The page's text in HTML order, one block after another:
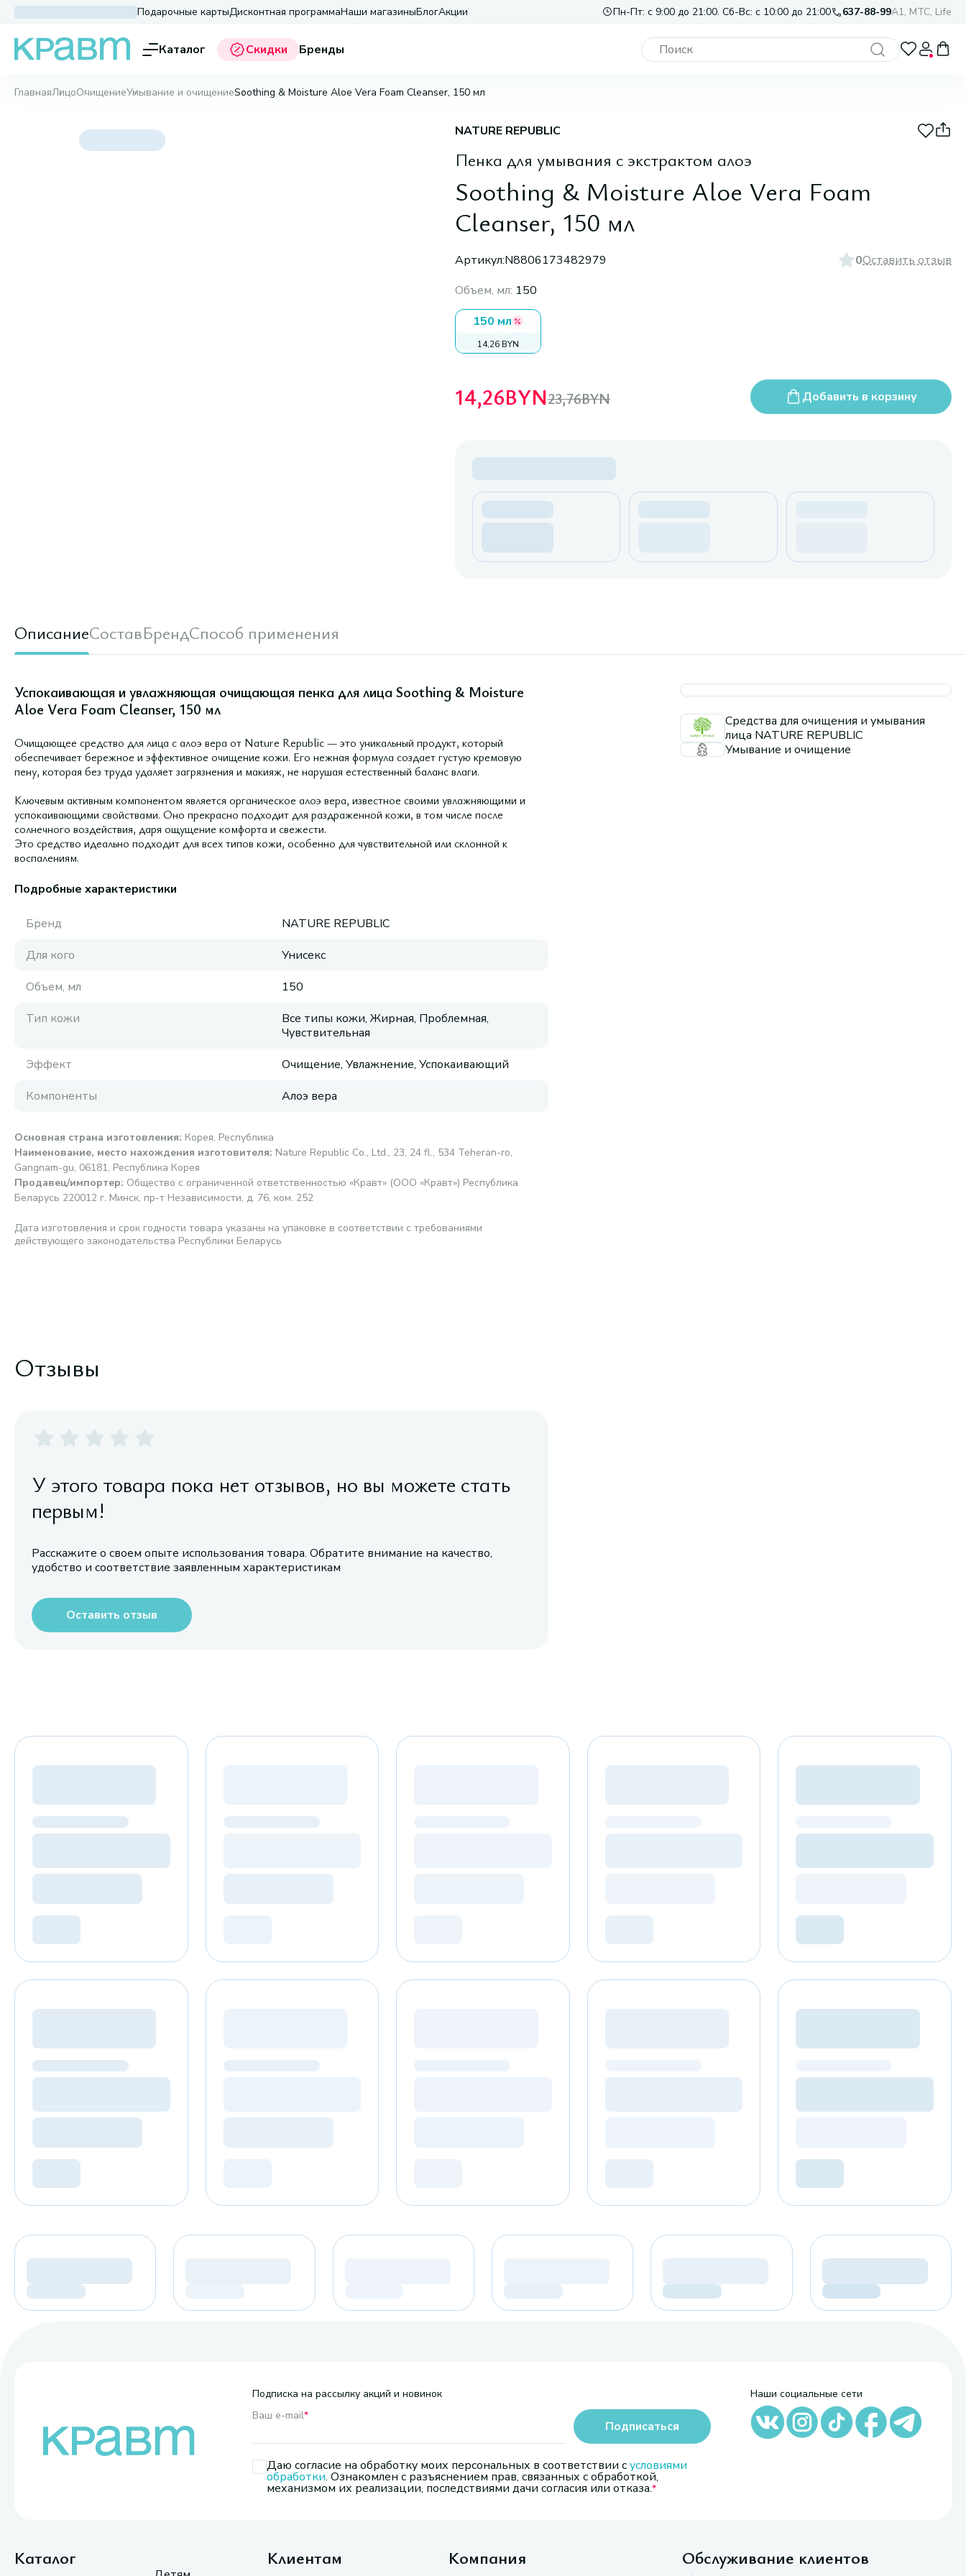
Подарочные картыДисконтная программаНаши магазиныБлогАкции Пн-Пт: с 9:00 до 21:00. Сб-Вс: с 10:00 до 21:00 637-88-99A1, МТС, Life
Каталог Скидки Бренды
ГлавнаяЛицоОчищениеУмывание и очищениеSoothing & Moisture Aloe Vera Foam Cleanser, 150 мл
NATURE REPUBLIC
Пенка для умывания с экстрактом алоэ
Soothing & Moisture Aloe Vera Foam
Cleanser, 150 мл
Артикул:N8806173482979 0Оставить отзыв
Объем, мл: 150
150 мл
14,26 BYN
14,26BYN23,76BYN Добавить в корзину
ОписаниеСоставБрендСпособ применения
Успокаивающая и увлажняющая очищающая пенка для лица Soothing & Moisture
Aloe Vera Foam Cleanser, 150 мл
Очищающее средство для лица с алоэ вера от Nature Republic — это уникальный продукт, который
обеспечивает бережное и эффективное очищение кожи. Его нежная формула создает густую кремовую
пену, которая без труда удаляет загрязнения и макияж, не нарушая естественный баланс влаги.
Ключевым активным компонентом является органическое алоэ вера, известное своими увлажняющими и
успокаивающими свойствами. Оно прекрасно подходит для раздраженной кожи, в том числе после
солнечного воздействия, даря ощущение комфорта и свежести.
Это средство идеально подходит для всех типов кожи, особенно для чувствительной или склонной к
воспалениям.
Подробные характеристики
Бренд
NATURE REPUBLIC
Для кого
Унисекс
Объем, мл
150
Тип кожи
Все типы кожи, Жирная, Проблемная,
Чувствительная
Эффект
Очищение, Увлажнение, Успокаивающий
Компоненты
Алоэ вера
Основная страна изготовления: Корея, Республика
Наименование, место нахождения изготовителя: Nature Republic Со., Ltd., 23, 24 fl., 534 Teheran-ro,
Gangnam-gu, 06181, Республика Корея
Продавец/импортер: Общество с ограниченной ответственностью «Кравт» (ООО «Кравт») Республика
Беларусь 220012 г. Минск, пр-т Независимости, д. 76, ком. 252
Дата изготовления и срок годности товара указаны на упаковке в соответствии с требованиями
действующего законодательства Республики Беларусь
Средства для очищения и умывания
лица NATURE REPUBLIC
Умывание и очищение
Отзывы
У этого товара пока нет отзывов, но вы можете стать
первым!
Расскажите о своем опыте использования товара. Обратите внимание на качество,
удобство и соответствие заявленным характеристикам
Оставить отзыв
Подписка на рассылку акций и новинок
Ваш e-mail*
Даю согласие на обработку моих персональных в соответствии сусловиями
обработки. Ознакомлен с разъяснением прав, связанных с обработкой,
механизмом их реализации, последствиями дачи согласия или отказа.
Подписаться
Наши социальные сети
Каталог Клиентам Компания Обслуживание клиентов